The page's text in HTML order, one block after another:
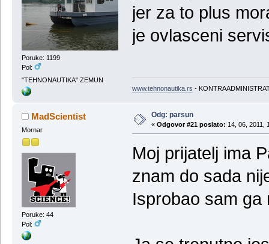
Poruke: 1199
Pol:
"TEHNONAUTIKA" ZEMUN
jer za to plus
je ovlasceni
www.tehnonautika.rs -
MadScientist
Mornar
Poruke: 44
Pol:
Odg: parsun
« Odgovor #21 poslato: 14, 06, 2011,
Moj prijatelj ima
znam do sada
Isprobao sam ga